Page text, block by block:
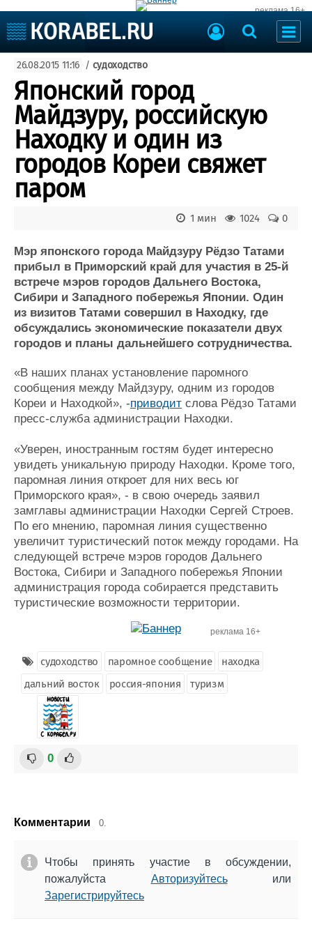
реклама 16+
Судоходство
Судоремонт
События
Пресс-релизы
Порты
Рыболовство
ВМФ
Образование
Яхты и катера
Еще
Судостроение
Компании
Репутация
Работа
Крюинг
Журнал
Реклама
Доска объявлений
Оборудование
Изделия
Материалы
Конференции
Выставки и семинары
Личности
Флот
Галерея флота
Форум
Все службы
26.08.2015 11:16 / судоходство
Японский город
Майдзуру, российскую
Находку и один из
городов Кореи свяжет
паром
0
1024
1 мин
Мэр японского города Майдзуру Рёдзо Татами
прибыл в Приморский край для участия в 25-й
встрече мэров городов Дальнего Востока,
Сибири и Западного побережья Японии. Один
из визитов Татами совершил в Находку, где
обсуждались экономические показатели двух
городов и планы дальнейшего сотрудничества.
«В наших планах установление паромного
сообщения между Майдзуру, одним из городов
Кореи и Находкой», -приводит слова Рёдзо Татами
пресс-служба администрации Находки.
«Уверен, иностранным гостям будет интересно
увидеть уникальную природу Находки. Кроме того,
паромная линия откроет для них весь юг
Приморского края», - в свою очередь заявил
замглавы администрации Находки Сергей Строев.
По его мнению, паромная линия существенно
увеличит туристический поток между городами. На
следующей встрече мэров городов Дальнего
Востока, Сибири и Западного побережья Японии
администрация города собирается представить
туристические возможности территории.
реклама 16+
судоходство паромное сообщение
находка
дальний восток
россия-япония туризм
0
Комментарии 0.
Чтобы принять участие в обсуждении,
пожалуйста Авторизуйтесьили
Зарегистрируйтесь